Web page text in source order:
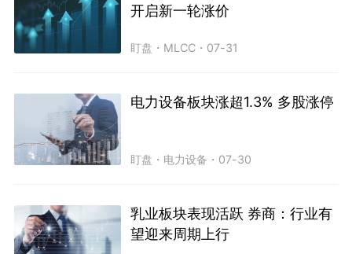
开启新一轮涨价
盯盘 ・ MLCC ・ 07-31
电力设备板块涨超1.3% 多股涨停
盯盘 ・ 电力设备 ・ 07-30
乳业板块表现活跃 券商：行业有
望迎来周期上行